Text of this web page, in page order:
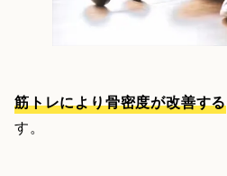
筋トレにより骨密度が改善する
す。